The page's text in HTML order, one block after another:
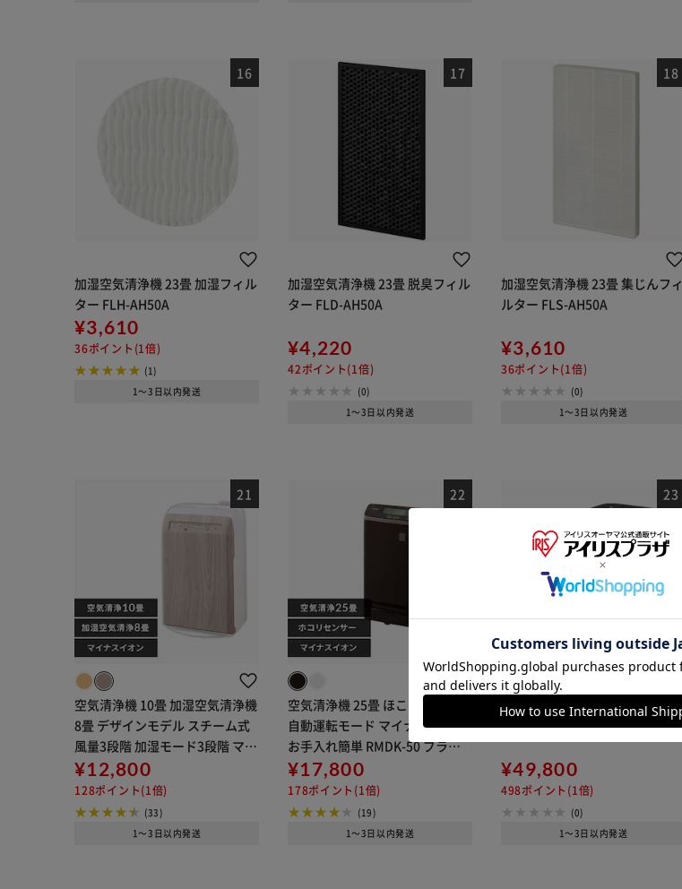
加湿空気清浄機 23畳 加湿フィル
ター FLH-AH50A
¥3,610
36ポイント(1倍)
(1)
1～3日以内発送
加湿空気清浄機 23畳 脱臭フィル
ター FLD-AH50A
¥4,220
42ポイント(1倍)
(0)
1～3日以内発送
加湿空気清浄機 23畳 集じんフィ
ルター FLS-AH50A
¥3,610
36ポイント(1倍)
(0)
1～3日以内発送
空気清浄機 10畳 加湿空気清浄機
8畳 デザインモデル スチーム式
風量3段階 加湿モード3段階 マイ
ナスイオン RHF-253-WM 白木目
¥12,800
128ポイント(1倍)
(33)
1～3日以内発送
空気清浄機 25畳 ほこりセンサー
自動運転モード マイナスイオン
お手入れ簡単 RMDK-50 ブラウ
ン
¥17,800
178ポイント(1倍)
(19)
1～3日以内発送
空気清浄機 45畳 大型 IBP-A100
W ホワイト
¥49,800
498ポイント(1倍)
(0)
1～3日以内発送
※ご確認ください